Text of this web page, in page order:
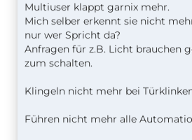
Multiuser klappt garnix mehr.
Mich selber erkennt sie nicht
nur wer Spricht da?
Anfragen für z.B. Licht brauchen
zum schalten.
Klingeln nicht mehr bei
Führen nicht mehr alle